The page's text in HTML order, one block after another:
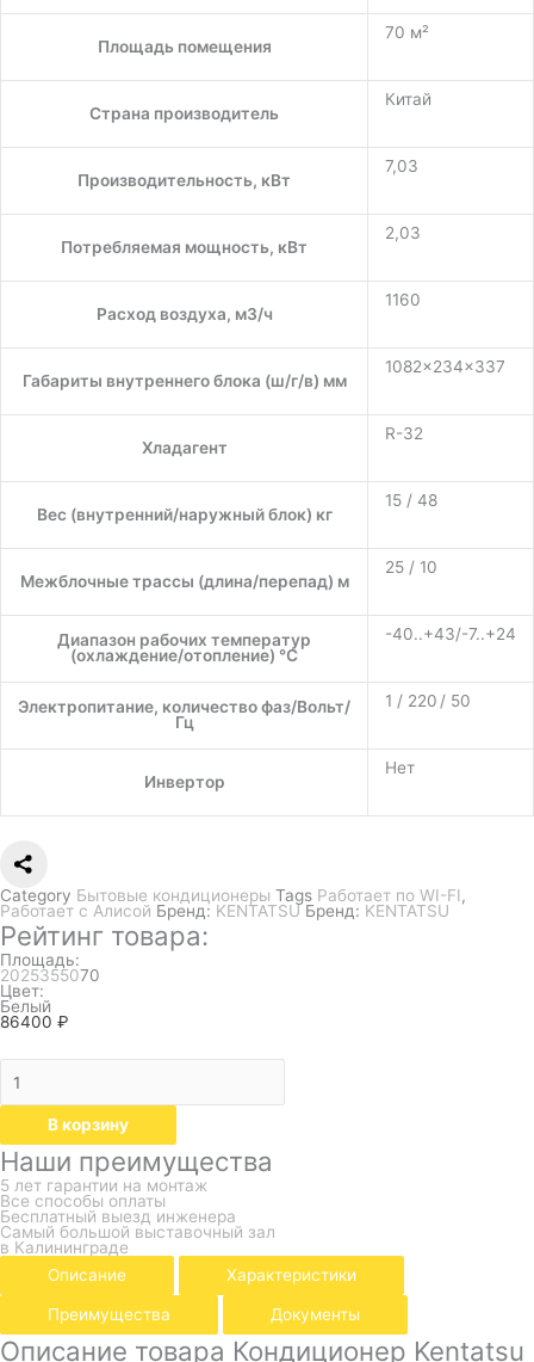
Площадь помещения
70 м²
Страна производитель
Китай
Производительность, кВт
7,03
Потребляемая мощность, кВт
2,03
Расход воздуха, м3/ч
1160
Габариты внутреннего блока (ш/г/в) мм
1082×234×337
Хладагент
R-32
Вес (внутренний/наружный блок) кг
15 / 48
Межблочные трассы (длина/перепад) м
25 / 10
Диапазон рабочих температур
(охлаждение/отопление) °C
-40..+43/-7..+24
Электропитание, количество фаз/Вольт/
Гц
1 / 220 / 50
Инвертор
Нет
Category Бытовые кондиционеры Tags Работает по WI-FI,
Работает с Алисой Бренд: KENTATSU Бренд: KENTATSU
Рейтинг товара:
Площадь:
2025355070
Цвет:
Белый
86400 ₽
В корзину
Наши преимущества
5 лет гарантии на монтаж
Все способы оплаты
Бесплатный выезд инженера
Самый большой выставочный зал
в Калининграде
Описание
Характеристики
Преимущества Документы
Описание товара Кондиционер Kentatsu